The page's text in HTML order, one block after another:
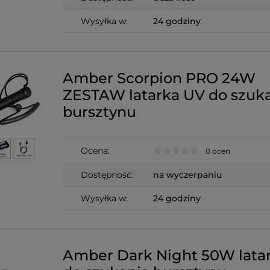
Wysyłka w: 24 godziny
Amber Scorpion PRO 24W
ZESTAW latarka UV do
bursztynu
Ocena: 0 ocen
Dostępność: na wyczerpaniu
Wysyłka w: 24 godziny
Amber Dark Night 50W